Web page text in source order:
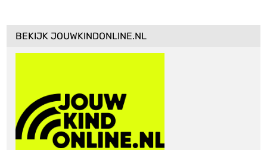
BEKIJK JOUWKINDONLINE.NL